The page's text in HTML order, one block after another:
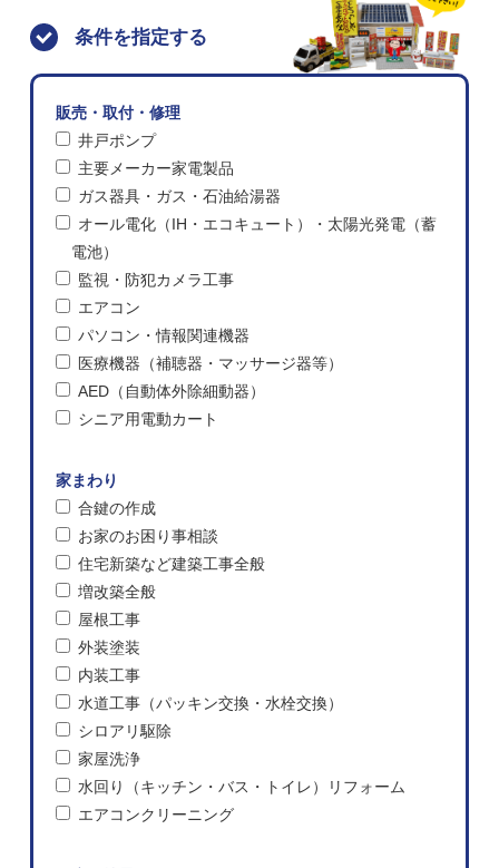
条件を指定する
販売・取付・修理
井戸ポンプ
主要メーカー家電製品
ガス器具・ガス・石油給湯器
オール電化（IH・エコキュート）・太陽光発電（蓄
電池）
監視・防犯カメラ工事
エアコン
パソコン・情報関連機器
医療機器（補聴器・マッサージ器等）
AED（自動体外除細動器）
シニア用電動カート
家まわり
合鍵の作成
お家のお困り事相談
住宅新築など建築工事全般
増改築全般
屋根工事
外装塗装
内装工事
水道工事（パッキン交換・水栓交換）
シロアリ駆除
家屋洗浄
水回り（キッチン・バス・トイレ）リフォーム
エアコンクリーニング